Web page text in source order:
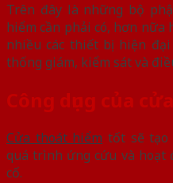
Trên đây là những bộ
hiểm cần phải có, hơn
nhiều các thiết bị hiện
thống giám, kiểm sát và
Công dụng của
Cửa thoát hiểm tốt sẽ tạo
quá trình ứng cứu và hoạt
cố.